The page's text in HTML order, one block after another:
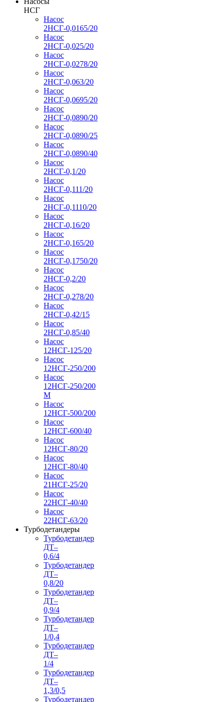
НСГ
Насос
2НСГ-0,0165/20
Насос
2НСГ-0,025/20
Насос
2НСГ-0,0278/20
Насос
2НСГ-0,063/20
Насос
2НСГ-0,0695/20
Насос
2НСГ-0,0890/20
Насос
2НСГ-0,0890/25
Насос
2НСГ-0,0890/40
Насос
2НСГ-0,1/20
Насос
2НСГ-0,111/20
Насос
2НСГ-0,1110/20
Насос
2НСГ-0,16/20
Насос
2НСГ-0,165/20
Насос
2НСГ-0,1750/20
Насос
2НСГ-0,2/20
Насос
2НСГ-0,278/20
Насос
2НСГ-0,42/15
Насос
2НСГ-0,85/40
Насос
12НСГ-125/20
Насос
12НСГ-250/200
Насос
12НСГ-250/200
М
Насос
12НСГ-500/200
Насос
12НСГ-600/40
Насос
12НСГ-80/20
Насос
12НСГ-80/40
Насос
21НСГ-25/20
Насос
22НСГ-40/40
Насос
22НСГ-63/20
Турбодетандеры
Турбодетандер
ДТ–
0,6/4
Турбодетандер
ДТ–
0,8/20
Турбодетандер
ДТ–
0,9/4
Турбодетандер
ДТ–
1/0,4
Турбодетандер
ДТ–
1/4
Турбодетандер
ДТ–
1,3/0,5
Турбодетандер